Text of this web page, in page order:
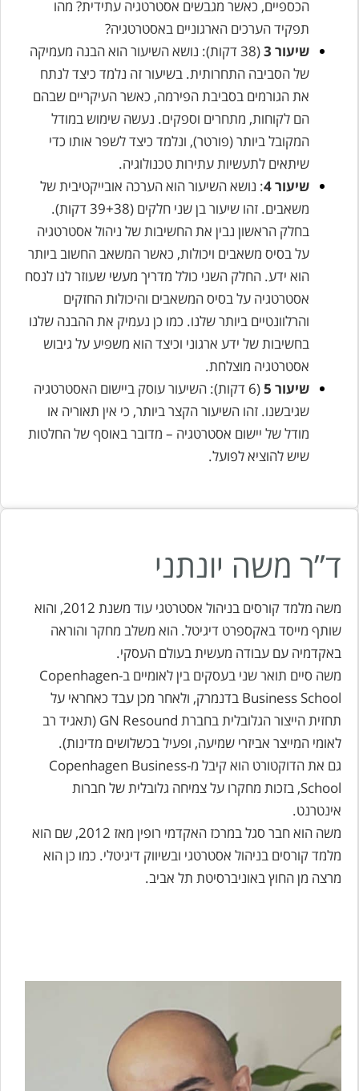
הכספיים, כאשר מגבשים אסטרטגיה עתידית? מהו
תפקיד הערכים הארגוניים באסטרטגיה?
שיעור 3
(38 דקות): נושא השיעור הוא הבנה מעמיקה
של הסביבה התחרותית. בשיעור זה נלמד כיצד לנתח
את הגורמים בסביבת הפירמה, כאשר העיקריים שבהם
הם לקוחות, מתחרים וספקים. נעשה שימוש במודל
המקובל ביותר (פורטר), ונלמד כיצד לשפר אותו כדי
שיתאים לתעשיות עתירות טכנולוגיה.
שיעור 4
: נושא השיעור הוא הערכה אובייקטיבית של
משאבים. זהו שיעור בן שני חלקים (39+38 דקות).
בחלק הראשון נבין את החשיבות של ניהול אסטרטגיה
על בסיס משאבים ויכולות, כאשר המשאב החשוב ביותר
הוא ידע. החלק השני כולל מדריך מעשי שעוזר לנו לנסח
אסטרטגיה על בסיס המשאבים והיכולות החזקים
והרלוונטיים ביותר שלנו. כמו כן נעמיק את ההבנה שלנו
בחשיבות של ידע ארגוני וכיצד הוא משפיע על גיבוש
אסטרטגיה מוצלחת.
שיעור 5
(6 דקות): השיעור עוסק ביישום האסטרטגיה
שגיבשנו. זהו השיעור הקצר ביותר, כי אין תאוריה או
מודל של יישום אסטרטגיה – מדובר באוסף של החלטות
שיש להוציא לפועל.
ד”ר משה יונתני
משה מלמד קורסים בניהול אסטרטגי עוד משנת 2012, והוא
שותף מייסד באקספרט דיגיטל. הוא משלב מחקר והוראה
באקדמיה עם עבודה מעשית בעולם העסקי.
משה סיים
תואר שני בעסקים בין לאומיים ב-Copenhagen
Business School בדנמרק, ולאחר מכן עבד כאחראי על
תחזית הייצור הגלובלית בחברת GN Resound (תאגיד רב
לאומי המייצר אביזרי שמיעה, ופעיל בכשלושים מדינות).
גם את הדוקטורט הוא קיבל מ-Copenhagen Business
School, בזכות מחקרו על צמיחה גלובלית של חברות
אינטרנט.
משה הוא חבר סגל במרכז האקדמי רופין מאז 2012, שם הוא
מלמד קורסים בניהול אסטרטגי ובשיווק דיגיטלי. כמו כן הוא
מרצה מן החוץ באוניברסיטת תל אביב.